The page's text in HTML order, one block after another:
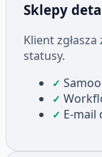
Sklepy
Klient
statusy.
✓
✓
✓ E-mail